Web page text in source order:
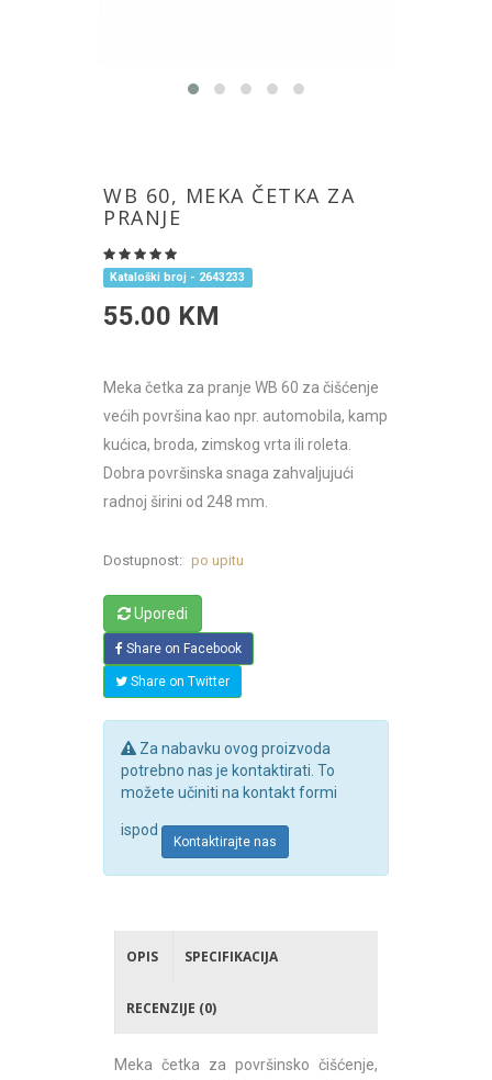
WB 60, MEKA ČETKA ZA
PRANJE
Kataloški broj - 2643233
55.00 KM
Meka četka za pranje WB 60 za čišćenje
većih površina kao npr. automobila, kamp
kućica, broda, zimskog vrta ili roleta.
Dobra površinska snaga zahvaljujući
radnoj širini od 248 mm.
Dostupnost: po upitu
Uporedi
Share on Facebook
Share on Twitter
Za nabavku ovog proizvoda
potrebno nas je kontaktirati. To
možete učiniti na kontakt formi
ispod
Kontaktirajte nas
OPIS SPECIFIKACIJA
RECENZIJE (0)
Meka četka za površinsko čišćenje,